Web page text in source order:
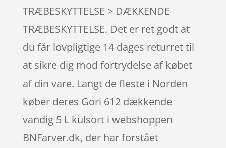
TRÆBESKYTTELSE > DÆKKENDE
TRÆBESKYTTELSE. Det er ret godt at
du får lovpligtige 14 dages returret til
at sikre dig mod fortrydelse af købet
af din vare. Langt de fleste i Norden
køber deres Gori 612 dækkende
vandig 5 L kulsort i webshoppen
BNFarver.dk, der har forstået